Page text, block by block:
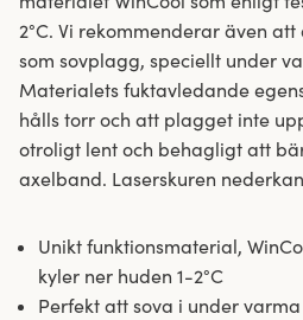
2°C. Vi rekommenderar även
som sovplagg, speciellt under
Materialets fuktavledande
hålls torr och att plagget inte
otroligt lent och behagligt att
axelband. Laserskuren
Unikt funktionsmaterial,
kyler ner huden 1-2°C
Perfekt att sova i under